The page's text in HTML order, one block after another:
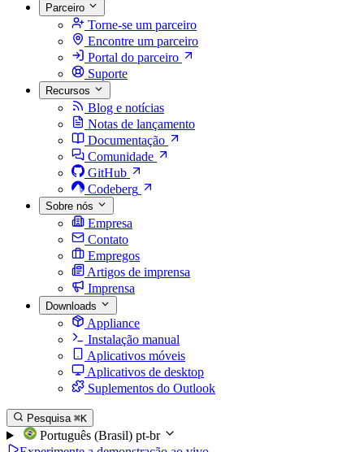
Parceiro
Torne-se um parceiro
Encontre um parceiro
Portal do parceiro
Suporte
Recursos
Blog e notícias
Notas de lançamento
Documentação
Comunidade
GitHub
Codeberg
Sobre nós
Empresa
Contato
Empregos
Artigos de imprensa
Imprensa
Downloads
Appliance
Instalação manual
Aplicativos móveis
Aplicativos de desktop
Suplementos do Outlook
Pesquisa ⌘K
Português (Brasil) pt-br